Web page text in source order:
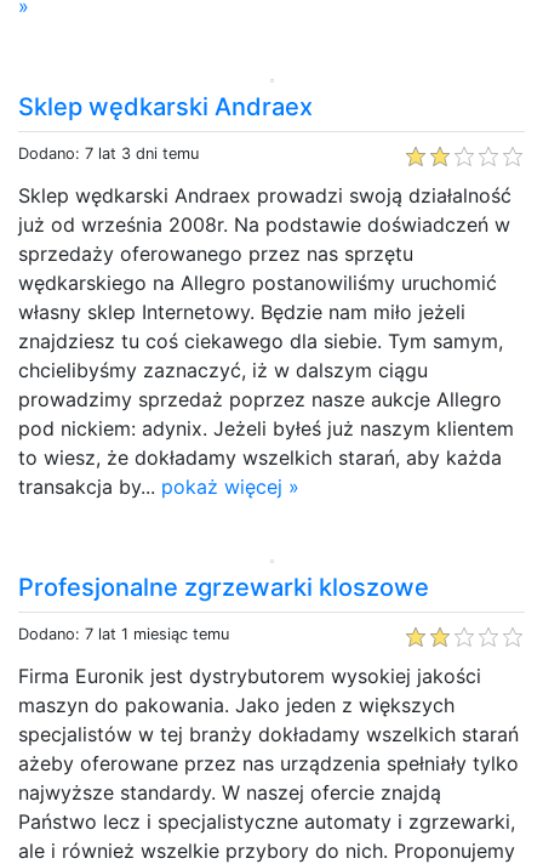
»
Sklep wędkarski Andraex
Dodano: 7 lat 3 dni temu
Sklep wędkarski Andraex prowadzi swoją działalność
już od września 2008r. Na podstawie doświadczeń w
sprzedaży oferowanego przez nas sprzętu
wędkarskiego na Allegro postanowiliśmy uruchomić
własny sklep Internetowy. Będzie nam miło jeżeli
znajdziesz tu coś ciekawego dla siebie. Tym samym,
chcielibyśmy zaznaczyć, iż w dalszym ciągu
prowadzimy sprzedaż poprzez nasze aukcje Allegro
pod nickiem: adynix. Jeżeli byłeś już naszym klientem
to wiesz, że dokładamy wszelkich starań, aby każda
transakcja by... pokaż więcej »
Profesjonalne zgrzewarki kloszowe
Dodano: 7 lat 1 miesiąc temu
Firma Euronik jest dystrybutorem wysokiej jakości
maszyn do pakowania. Jako jeden z większych
specjalistów w tej branży dokładamy wszelkich starań
ażeby oferowane przez nas urządzenia spełniały tylko
najwyższe standardy. W naszej ofercie znajdą
Państwo lecz i specjalistyczne automaty i zgrzewarki,
ale i również wszelkie przybory do nich. Proponujemy